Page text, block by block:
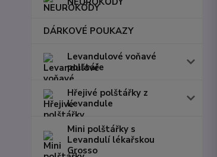
DÁRKOVÉ POUKAZY
Levandulové voňavé
polštáře
Hřejivé polštářky z
Levandule
Mini polštářky s
Levandulí lékařskou
Grosso